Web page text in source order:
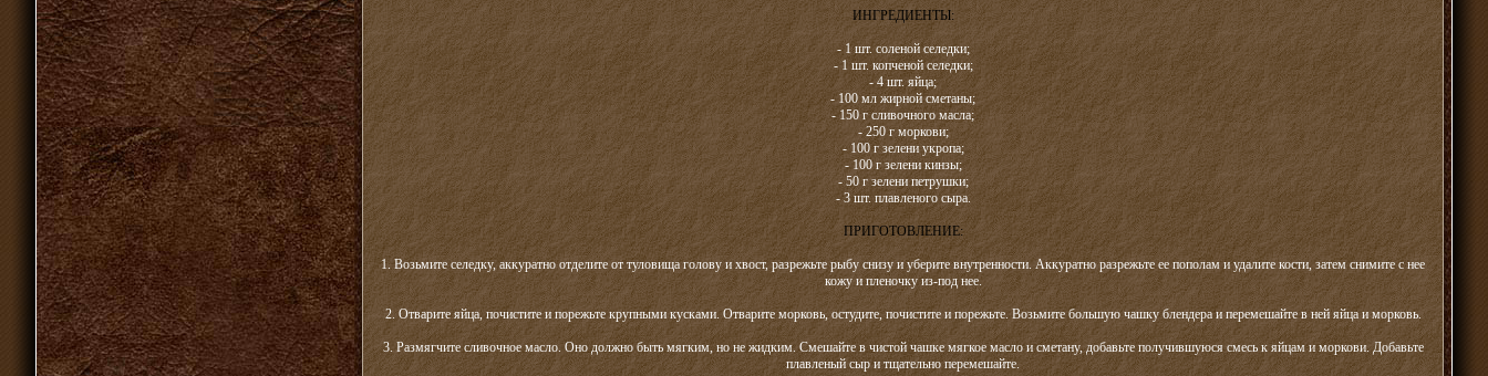
ИНГРЕДИЕНТЫ:
- 1 шт. соленой селедки;
- 1 шт. копченой селедки;
- 4 шт. яйца;
- 100 мл жирной сметаны;
- 150 г сливочного масла;
- 250 г моркови;
- 100 г зелени укропа;
- 100 г зелени кинзы;
- 50 г зелени петрушки;
- 3 шт. плавленого сыра.
ПРИГОТОВЛЕНИЕ:
1. Возьмите селедку, аккуратно отделите от туловища голову и хвост, разрежьте рыбу снизу и уберите внутренности. Аккуратно разрежьте ее пополам и удалите кости, затем снимите с нее
кожу и пленочку из-под нее.
2. Отварите яйца, почистите и порежьте крупными кусками. Отварите морковь, остудите, почистите и порежьте. Возьмите большую чашку блендера и перемешайте в ней яйца и морковь.
3. Размягчите сливочное масло. Оно должно быть мягким, но не жидким. Смешайте в чистой чашке мягкое масло и сметану, добавьте получившуюся смесь к яйцам и моркови. Добавьте
плавленый сыр и тщательно перемешайте.